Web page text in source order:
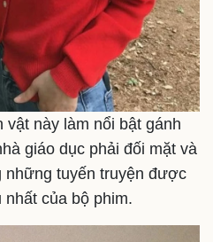
Ô tô - Xe máy
Ô tô
vật này làm nổi bật gánh
giáo dục phải đối mặt và
những tuyến truyện được
nhất của bộ phim.